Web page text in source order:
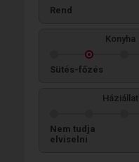
Rend
Konyha
Sütés-főzés
Háziállat
Nem tudja
elviselni